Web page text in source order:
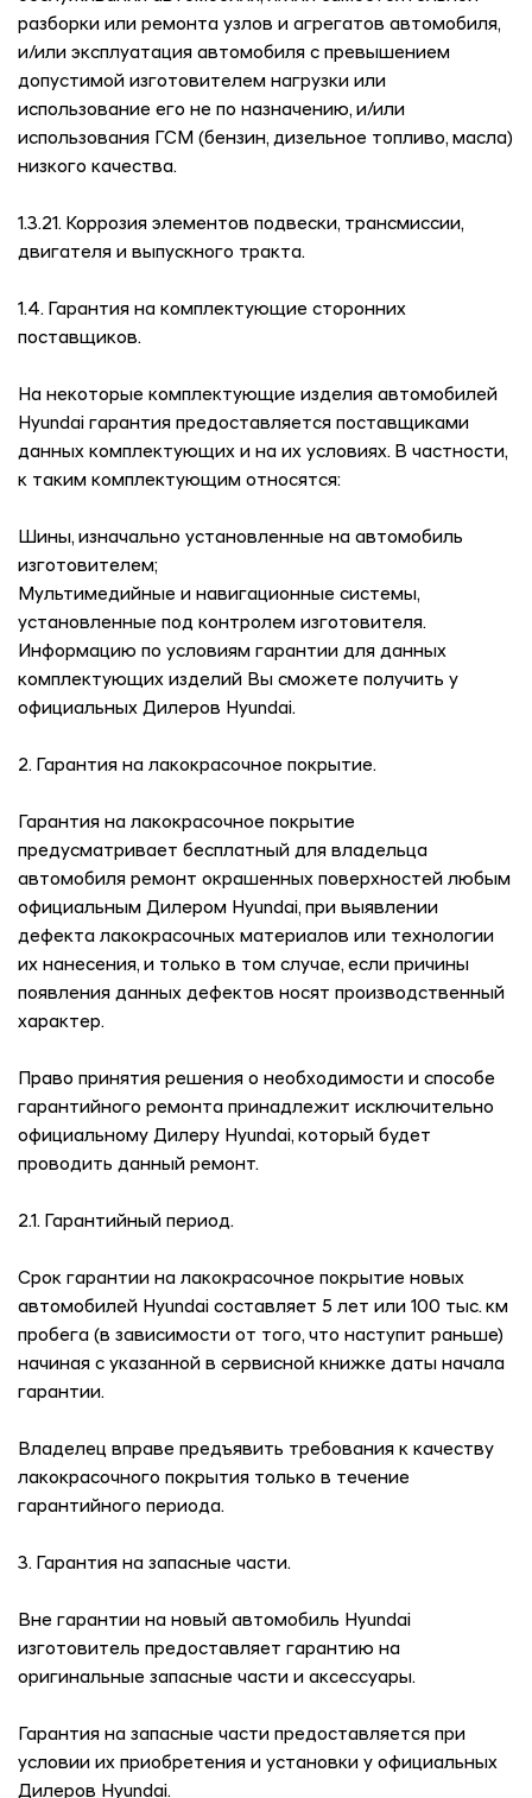
разборки или ремонта узлов и агрегатов автомобиля,
и/или эксплуатация автомобиля с превышением
допустимой изготовителем нагрузки или
использование его не по назначению, и/или
использования ГСМ (бензин, дизельное топливо, масла)
низкого качества.
1.3.21. Коррозия элементов подвески, трансмиссии,
двигателя и выпускного тракта.
1.4. Гарантия на комплектующие сторонних
поставщиков.
На некоторые комплектующие изделия автомобилей
Hyundai гарантия предоставляется поставщиками
данных комплектующих и на их условиях. В частности,
к таким комплектующим относятся:
Шины, изначально установленные на автомобиль
изготовителем;
Мультимедийные и навигационные системы,
установленные под контролем изготовителя.
Информацию по условиям гарантии для данных
комплектующих изделий Вы сможете получить у
официальных Дилеров Hyundai.
2. Гарантия на лакокрасочное покрытие.
Гарантия на лакокрасочное покрытие
предусматривает бесплатный для владельца
автомобиля ремонт окрашенных поверхностей любым
официальным Дилером Hyundai, при выявлении
дефекта лакокрасочных материалов или технологии
их нанесения, и только в том случае, если причины
появления данных дефектов носят производственный
характер.
Право принятия решения о необходимости и способе
гарантийного ремонта принадлежит исключительно
официальному Дилеру Hyundai, который будет
проводить данный ремонт.
2.1. Гарантийный период.
Срок гарантии на лакокрасочное покрытие новых
автомобилей Hyundai составляет 5 лет или 100 тыс. км
пробега (в зависимости от того, что наступит раньше)
начиная с указанной в сервисной книжке даты начала
гарантии.
Владелец вправе предъявить требования к качеству
лакокрасочного покрытия только в течение
гарантийного периода.
3. Гарантия на запасные части.
Вне гарантии на новый автомобиль Hyundai
изготовитель предоставляет гарантию на
оригинальные запасные части и аксессуары.
Гарантия на запасные части предоставляется при
условии их приобретения и установки у официальных
Дилеров Hyundai.